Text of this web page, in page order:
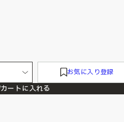
お気に入り登録
カートに入れる